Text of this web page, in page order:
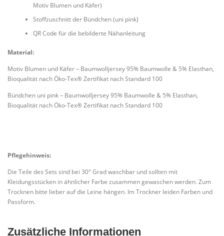
Motiv Blumen und Käfer)
Stoffzuschnitt der Bündchen (uni pink)
QR Code für die bebilderte Nähanleitung
Material:
Motiv Blumen und Käfer – Baumwolljersey 95% Baumwolle & 5% Elasthan,
Bioqualität nach Öko-Tex® Zertifikat nach Standard 100
Bündchen uni pink – Baumwolljersey 95% Baumwolle & 5% Elasthan,
Bioqualität nach Öko-Tex® Zertifikat nach Standard 100
Pflegehinweis:
Die Teile des Sets sind bei 30° Grad waschbar und sollten mit
Kleidungsstücken in ähnlicher Farbe zusammen gewaschen werden. Zum
Trocknen bitte lieber auf die Leine hängen. Im Trockner leiden Farben und
Passform.
Zusätzliche Informationen